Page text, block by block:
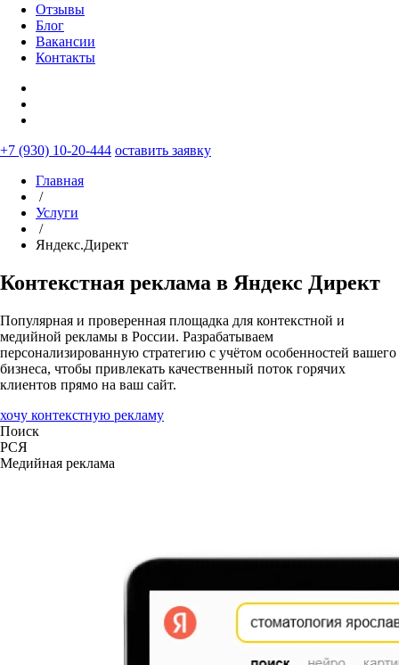
Отзывы
Блог
Вакансии
Контакты
+7 (930) 10-20-444 оставить заявку
Главная
/
Услуги
/
Яндекс.Директ
Контекстная реклама в Яндекс Директ
Популярная и проверенная площадка для контекстной и
медийной рекламы в России. Разрабатываем
персонализированную стратегию с учётом особенностей вашего
бизнеса, чтобы привлекать качественный поток горячих
клиентов прямо на ваш сайт.
хочу контекстную рекламу
Поиск
РСЯ
Медийная реклама